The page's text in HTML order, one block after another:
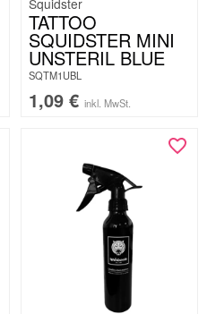
Squidster
TATTOO
SQUIDSTER MINI
UNSTERIL BLUE
SQTM1UBL
1,09 € inkl. MwSt.